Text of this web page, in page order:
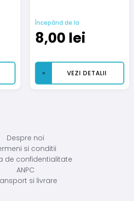
Începând de la
8,00 lei
VEZI DETALII
Despre noi
si conditii
de confidentialitate
ANPC
si livrare